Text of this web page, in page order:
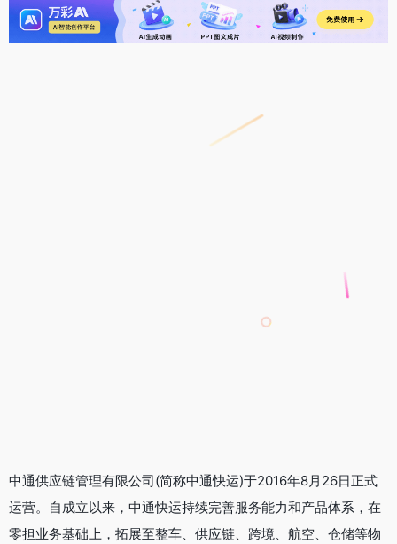
中通供应链管理有限公司(简称中通快运)于2016年8月26日正式
运营。自成立以来，中通快运持续完善服务能力和产品体系，在
零担业务基础上，拓展至整车、供应链、跨境、航空、仓储等物